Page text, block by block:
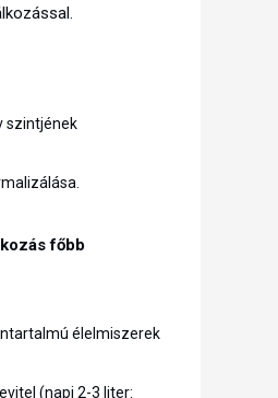
szintjének
főbb
élelmiszerek
(napi 2-3 liter: